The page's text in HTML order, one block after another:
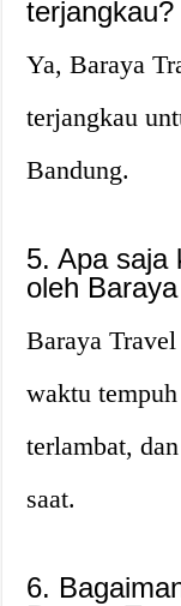
terjangkau?
Ya, Baraya
terjangkau
Bandung.
5. Apa saja
oleh
Baraya
waktu
terlambat,
saat.
6.